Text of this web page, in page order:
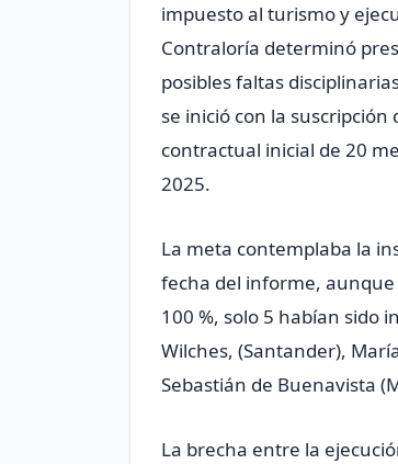
impuesto al turismo y
Contraloría determinó
posibles faltas
se inició con la
contractual inicial de 20
2025.
La meta contemplaba la
fecha del informe,
100 %, solo 5 habían sido
Wilches, (Santander),
Sebastián de Buenavista
La brecha entre la